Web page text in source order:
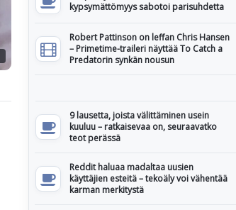
kypsymättömyys sabotoi parisuhdetta
Robert Pattinson on leffan Chris Hansen
– Primetime-traileri näyttää To Catch a
Predatorin synkän nousun
9 lausetta, joista välittäminen usein
kuuluu – ratkaisevaa on, seuraavatko
teot perässä
Reddit haluaa madaltaa uusien
käyttäjien esteitä – tekoäly voi vähentää
karman merkitystä